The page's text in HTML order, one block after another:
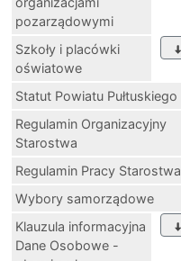
pozarządowymi
Szkoły i placówki
oświatowe
Statut Powiatu Pułtuskiego
Regulamin Organizacyjny
Starostwa
Regulamin Pracy Starostwa
Wybory samorządowe
Klauzula informacyjna
Dane Osobowe -